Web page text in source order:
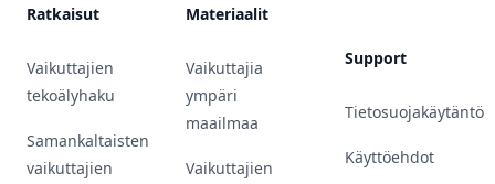
Ratkaisut
Vaikuttajien
tekoälyhaku
Samankaltaisten
vaikuttajien
Materiaalit
Vaikuttajia
ympäri
maailmaa
Vaikuttajien
Support
Tietosuojakäytäntö
Käyttöehdot